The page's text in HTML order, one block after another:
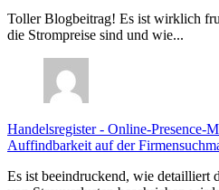
Toller Blogbeitrag! Es ist wirklich
die Strompreise sind und wie...
Handelsregister- Online-Presence-
Auffindbarkeit auf der
Es ist beeindruckend, wie detailliert